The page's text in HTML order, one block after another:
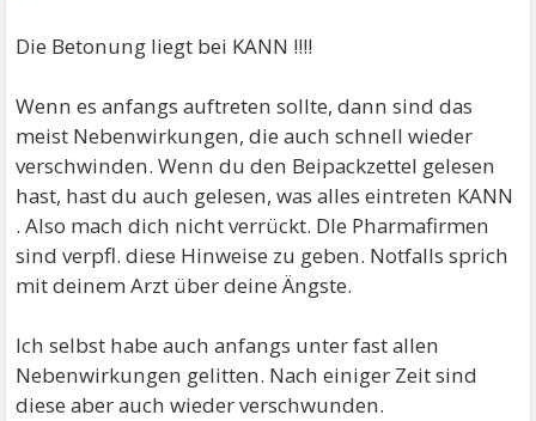
Die Betonung liegt bei KANN !!!!
Wenn es anfangs auftreten sollte, dann sind das
meist Nebenwirkungen, die auch schnell wieder
verschwinden. Wenn du den Beipackzettel gelesen
hast, hast du auch gelesen, was alles eintreten KANN
. Also mach dich nicht verrückt. DIe Pharmafirmen
sind verpfl. diese Hinweise zu geben. Notfalls sprich
mit deinem Arzt über deine Ängste.
Ich selbst habe auch anfangs unter fast allen
Nebenwirkungen gelitten. Nach einiger Zeit sind
diese aber auch wieder verschwunden.